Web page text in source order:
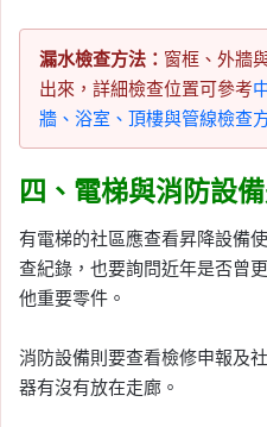
漏水檢查方法： 窗框、外牆
出來，詳細檢查位置可參考
牆、浴室、頂樓與管線檢查
四、電梯與消防設
有電梯的社區應查看昇降設備
查紀錄，也要詢問近年是否曾
他重要零件。
消防設備則要查看檢修申報及
器有沒有放在走廊。